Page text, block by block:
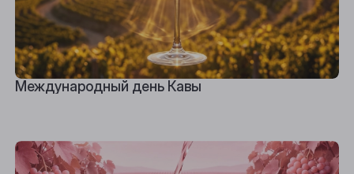
Международный день Кавы